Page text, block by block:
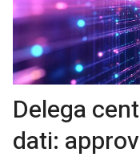
Delega
dati: